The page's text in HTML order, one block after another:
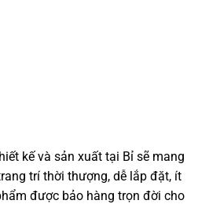
kế và sản xuất tại Bỉ sẽ mang
trí thời thượng, dễ lắp đặt, ít
được bảo hàng trọn đời cho